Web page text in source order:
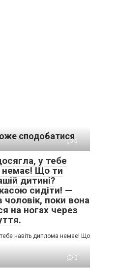
сподобатися0
у тебе
немає! Що ти
дитині?
сидіти! —
чоловік, поки вона
на ногах через
навіть диплома немає! Що
0